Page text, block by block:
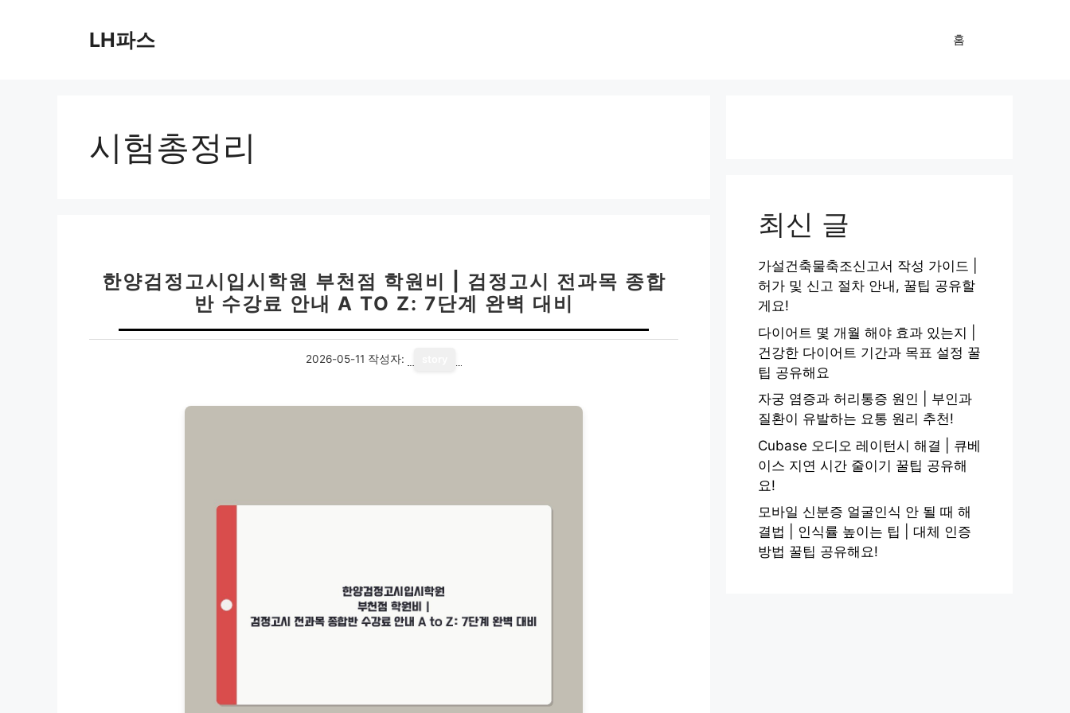
LH파스 홈
시험총정리
한양검정고시입시학원 부천점 학원비 | 검정고시 전과목 종합
반 수강료 안내 A TO Z: 7단계 완벽 대비
2026-05-11 작성자:
최신 글
가설건축물축조신고서 작성 가이드 |
허가 및 신고 절차 안내, 꿀팁 공유할
게요!
다이어트 몇 개월 해야 효과 있는지 |
건강한 다이어트 기간과 목표 설정 꿀
팁 공유해요
자궁 염증과 허리통증 원인 | 부인과
질환이 유발하는 요통 원리 추천!
Cubase 오디오 레이턴시 해결 | 큐베
이스 지연 시간 줄이기 꿀팁 공유해
요!
모바일 신분증 얼굴인식 안 될 때 해
결법 | 인식률 높이는 팁 | 대체 인증
방법 꿀팁 공유해요!